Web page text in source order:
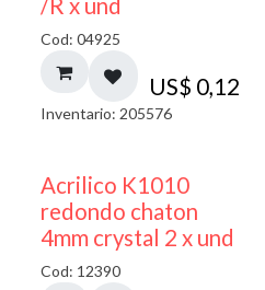
/R x und
Cod: 04925
US$ 0,12
Inventario: 205576
50% DESCUENTO
Acrilico K1010
redondo chaton
4mm crystal 2 x und
Cod: 12390